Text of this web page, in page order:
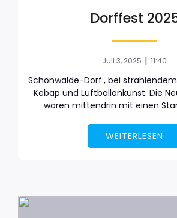
Dorffest
Juli 3, 2025 | 11:40
Schönwalde-Dorf:, bei
Kebap und Luftballonkunst. Die
waren mittendrin mit einen
WEITERLESEN